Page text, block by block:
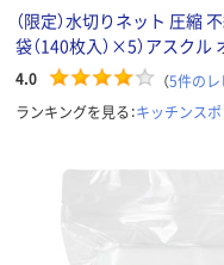
（限定）水切りネット 圧縮
袋（140枚入）×5）アスクル
4.0 （5件のレ
ランキングを見る：キッチンス